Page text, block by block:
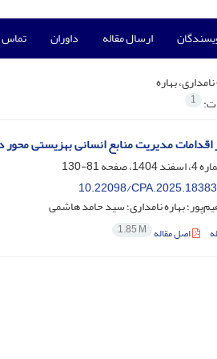
ارسال مقاله داوران تماس
نامداری، بهاره
1
اقدامات مدیریت منابع انسانی بهزیستی
81-130
10.22098/
بهاره نامداری؛ سید حامد هاشمی
اصل مقاله 1.85 M